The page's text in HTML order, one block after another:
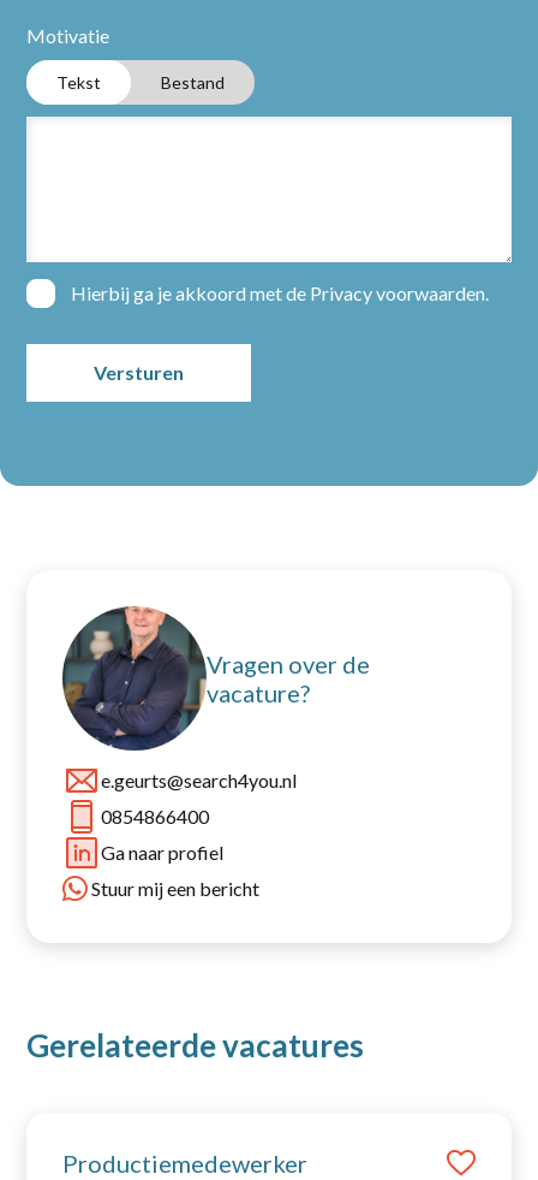
Partners
Vacatures
Contact
Open sollicitatie
Motivatie
Tekst Bestand
Hierbij ga je akkoord met de Privacy voorwaarden.
Vragen over de
vacature?
e.geurts@search4you.nl
0854866400
Ga naar profiel
Stuur mij een bericht
Gerelateerde vacatures
Productiemedewerker